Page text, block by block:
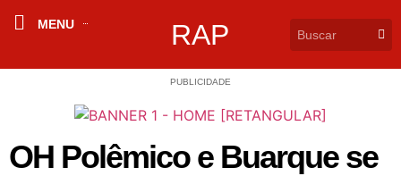
MENU RAP
PUBLICIDADE
OH Polêmico e Buarque se